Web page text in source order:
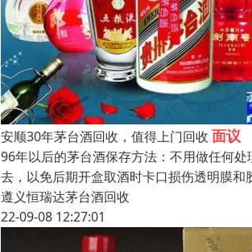
安顺30年茅台酒回收，值得上门回收 面议
96年以后的茅台酒保存方法：不用做任何
去，以免后期开盒取酒时卡口损伤透明膜
遵义恒瑞达茅台酒回收
22-09-08 12:27:01